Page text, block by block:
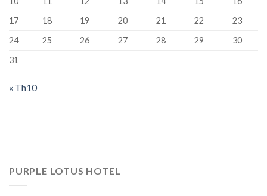
17
18 19 20 21 22
23
24
25 26 27 28 29
30
31
« Th10
PURPLE LOTUS HOTEL